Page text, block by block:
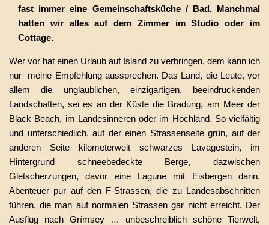
fast immer eine Gemeinschaftsküche / Bad. Manchmal
hatten wir alles auf dem Zimmer im Studio oder im
Cottage.
Wer vor hat einen Urlaub auf Island zu verbringen, dem kann ich
nur meine Empfehlung aussprechen. Das Land, die Leute, vor
allem die unglaublichen, einzigartigen, beeindruckenden
Landschaften, sei es an der Küste die Bradung, am Meer der
Black Beach, im Landesinneren oder im Hochland. So vielfältig
und unterschiedlich, auf der einen Strassenseite grün, auf der
anderen Seite kilometerweit schwarzes Lavagestein, im
Hintergrund schneebedeckte Berge, dazwischen
Gletscherzungen, davor eine Lagune mit Eisbergen darin.
Abenteuer pur auf den F-Strassen, die zu Landesabschnitten
führen, die man auf normalen Strassen gar nicht erreicht. Der
Ausflug nach Grímsey … unbeschreiblich schöne Tierwelt,